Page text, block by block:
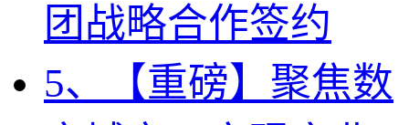
团战略合作签约
5、【重磅】聚焦数